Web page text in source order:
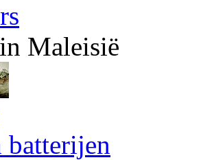
Maleisië
batterijen